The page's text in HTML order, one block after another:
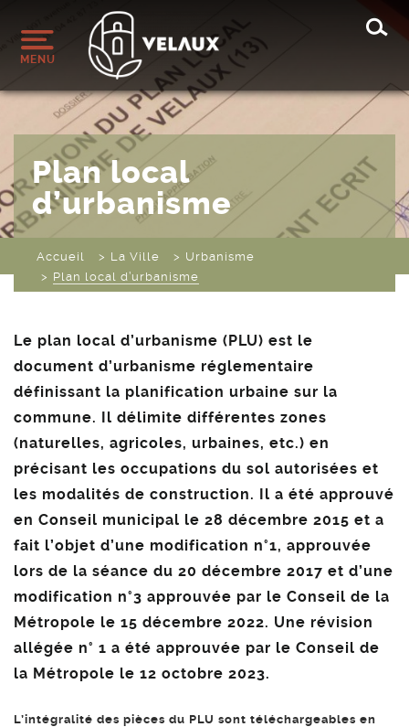
MENU
Plan local
d’urbanisme
Accueil La Ville
Urbanisme
Plan local d’urbanisme
Le plan local d’urbanisme (PLU) est le
document d’urbanisme réglementaire
définissant la planification urbaine sur la
commune. Il délimite différentes zones
(naturelles, agricoles, urbaines, etc.) en
précisant les occupations du sol autorisées et
les modalités de construction. Il a été approuvé
en Conseil municipal le 28 décembre 2015 et a
fait l’objet d’une modification n°1, approuvée
lors de la séance du 20 décembre 2017 et d’une
modification n°3 approuvée par le Conseil de la
Métropole le 15 décembre 2022. Une révision
allégée n° 1 a été approuvée par le Conseil de
la Métropole le 12 octobre 2023.
L’intégralité des pièces du PLU sont téléchargeables en